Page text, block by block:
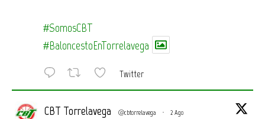
#SomosCBT
#BaloncestoEnTorrelavega
Twitter
CBT Torrelavega @cbtorrelavega · 2 Ago